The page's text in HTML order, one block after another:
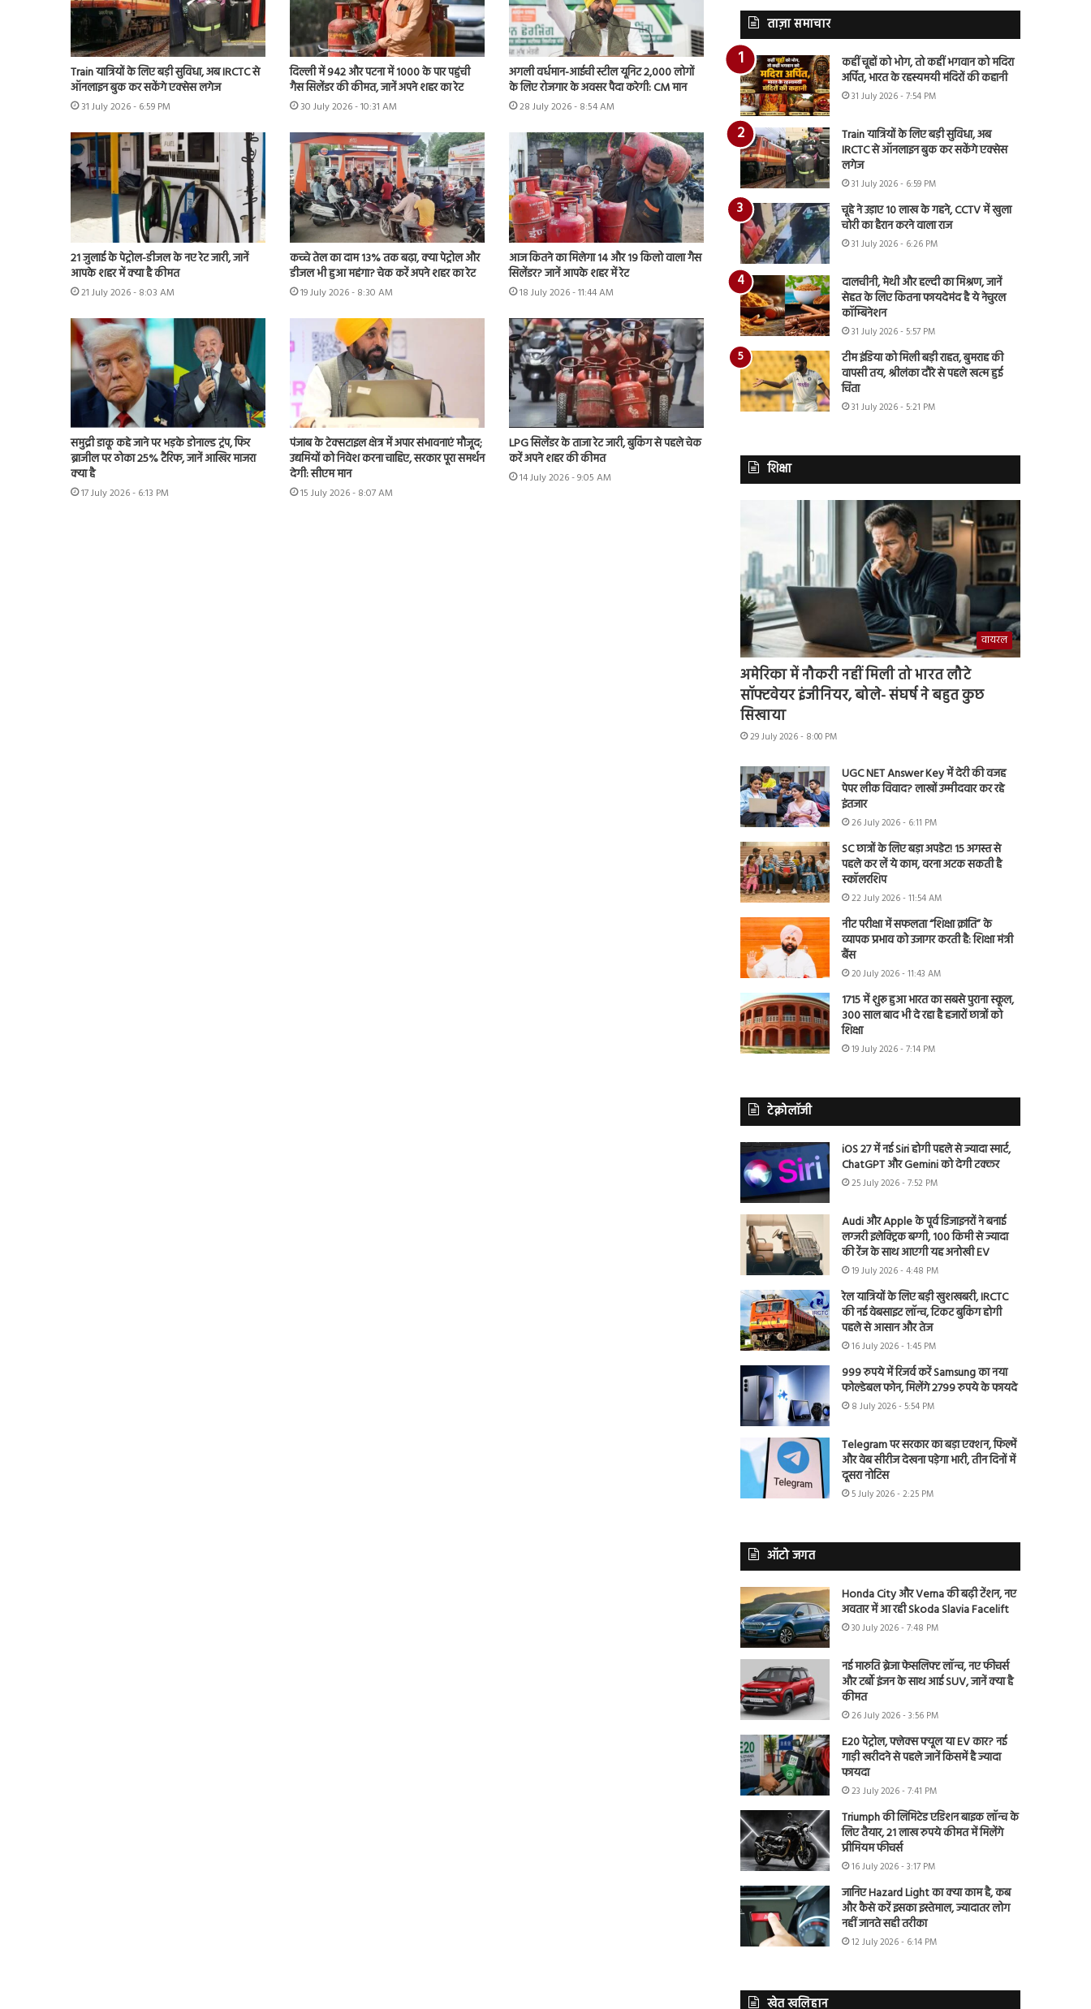
Train यात्रियों के लिए बड़ी सुविधा, अब IRCTC से
ऑनलाइन बुक कर सकेंगे एक्सेस लगेज
31 July 2026 - 6:59 PM
दिल्ली में 942 और पटना में 1000 के पार पहुंची
गैस सिलेंडर की कीमत, जानें अपने शहर का रेट
30 July 2026 - 10:31 AM
अगली वर्धमान-आईची स्टील यूनिट 2,000 लोगों
के लिए रोजगार के अवसर पैदा करेगी: CM मान
28 July 2026 - 8:54 AM
21 जुलाई के पेट्रोल-डीजल के नए रेट जारी, जानें
आपके शहर में क्या है कीमत
21 July 2026 - 8:03 AM
कच्चे तेल का दाम 13% तक बढ़ा, क्या पेट्रोल और
डीजल भी हुआ महंगा? चेक करें अपने शहर का रेट
19 July 2026 - 8:30 AM
आज कितने का मिलेगा 14 और 19 किलो वाला गैस
सिलेंडर? जानें आपके शहर में रेट
18 July 2026 - 11:44 AM
समुद्री डाकू कहे जाने पर भड़के डोनाल्ड ट्रंप, फिर
ब्राजील पर ठोका 25% टैरिफ, जानें आखिर माजरा
क्या है
17 July 2026 - 6:13 PM
पंजाब के टेक्सटाइल क्षेत्र में अपार संभावनाएं मौजूद;
उद्यमियों को निवेश करना चाहिए, सरकार पूरा समर्थन
देगी: सीएम मान
15 July 2026 - 8:07 AM
LPG सिलेंडर के ताजा रेट जारी, बुकिंग से पहले चेक
करें अपने शहर की कीमत
14 July 2026 - 9:05 AM
ताज़ा समाचार
कहीं चूहों को भोग, तो कहीं भगवान को मदिरा
अर्पित, भारत के रहस्यमयी मंदिरों की कहानी
31 July 2026 - 7:54 PM
Train यात्रियों के लिए बड़ी सुविधा, अब
IRCTC से ऑनलाइन बुक कर सकेंगे एक्सेस
लगेज
31 July 2026 - 6:59 PM
चूहे ने उड़ाए 10 लाख के गहने, CCTV में खुला
चोरी का हैरान करने वाला राज
31 July 2026 - 6:26 PM
दालचीनी, मेथी और हल्दी का मिश्रण, जानें
सेहत के लिए कितना फायदेमंद है ये नेचुरल
कॉम्बिनेशन
31 July 2026 - 5:57 PM
टीम इंडिया को मिली बड़ी राहत, बुमराह की
वापसी तय, श्रीलंका दौरे से पहले खत्म हुई
चिंता
31 July 2026 - 5:21 PM
शिक्षा
वायरल
अमेरिका में नौकरी नहीं मिली तो भारत लौटे
सॉफ्टवेयर इंजीनियर, बोले- संघर्ष ने बहुत कुछ
सिखाया
29 July 2026 - 8:00 PM
UGC NET Answer Key में देरी की वजह
पेपर लीक विवाद? लाखों उम्मीदवार कर रहे
इंतजार
26 July 2026 - 6:11 PM
SC छात्रों के लिए बड़ा अपडेट! 15 अगस्त से
पहले कर लें ये काम, वरना अटक सकती है
स्कॉलरशिप
22 July 2026 - 11:54 AM
नीट परीक्षा में सफलता “शिक्षा क्रांति” के
व्यापक प्रभाव को उजागर करती है: शिक्षा मंत्री
बैंस
20 July 2026 - 11:43 AM
1715 में शुरू हुआ भारत का सबसे पुराना स्कूल,
300 साल बाद भी दे रहा है हजारों छात्रों को
शिक्षा
19 July 2026 - 7:14 PM
टेक्नोलॉजी
iOS 27 में नई Siri होगी पहले से ज्यादा स्मार्ट,
ChatGPT और Gemini को देगी टक्कर
25 July 2026 - 7:52 PM
Audi और Apple के पूर्व डिजाइनरों ने बनाई
लग्जरी इलेक्ट्रिक बग्गी, 100 किमी से ज्यादा
की रेंज के साथ आएगी यह अनोखी EV
19 July 2026 - 4:48 PM
रेल यात्रियों के लिए बड़ी खुशखबरी, IRCTC
की नई वेबसाइट लॉन्च, टिकट बुकिंग होगी
पहले से आसान और तेज
16 July 2026 - 1:45 PM
999 रुपये में रिजर्व करें Samsung का नया
फोल्डेबल फोन, मिलेंगे 2799 रुपये के फायदे
8 July 2026 - 5:54 PM
Telegram पर सरकार का बड़ा एक्शन, फिल्में
और वेब सीरीज देखना पड़ेगा भारी, तीन दिनों में
दूसरा नोटिस
5 July 2026 - 2:25 PM
ऑटो जगत
Honda City और Verna की बढ़ी टेंशन, नए
अवतार में आ रही Skoda Slavia Facelift
30 July 2026 - 7:48 PM
नई मारुति ब्रेजा फेसलिफ्ट लॉन्च, नए फीचर्स
और टर्बो इंजन के साथ आई SUV, जानें क्या है
कीमत
26 July 2026 - 3:56 PM
E20 पेट्रोल, फ्लेक्स फ्यूल या EV कार? नई
गाड़ी खरीदने से पहले जानें किसमें है ज्यादा
फायदा
23 July 2026 - 7:41 PM
Triumph की लिमिटेड एडिशन बाइक लॉन्च के
लिए तैयार, 21 लाख रुपये कीमत में मिलेंगे
प्रीमियम फीचर्स
16 July 2026 - 3:17 PM
जानिए Hazard Light का क्या काम है, कब
और कैसे करें इसका इस्तेमाल, ज्यादातर लोग
नहीं जानते सही तरीका
12 July 2026 - 6:14 PM
खेत खलिहान